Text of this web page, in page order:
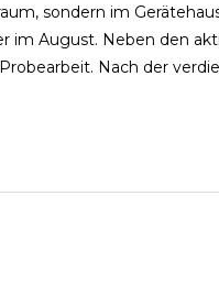
sondern im
im August. Neben den
Nach der